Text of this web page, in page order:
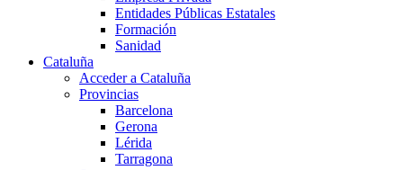
Entidades Públicas Estatales
Formación
Sanidad
Cataluña
Acceder a Cataluña
Provincias
Barcelona
Gerona
Lérida
Tarragona